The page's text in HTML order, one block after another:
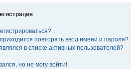
повторять ввод имени и пароля?
в списке активных пользователей?
но не могу войти!